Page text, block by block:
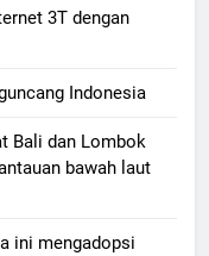
3T dengan
Indonesia
Bali dan Lombok
bawah laut
ini mengadopsi